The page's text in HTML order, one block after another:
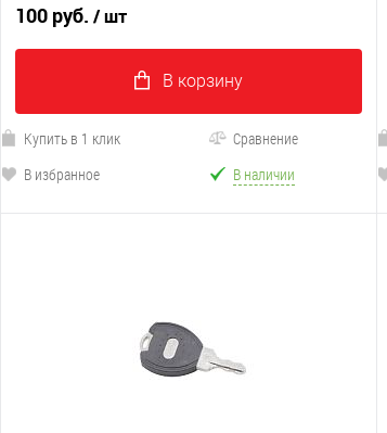
100 руб. / шт
В корзину
Купить в 1 клик
Сравнение
В избранное
В наличии